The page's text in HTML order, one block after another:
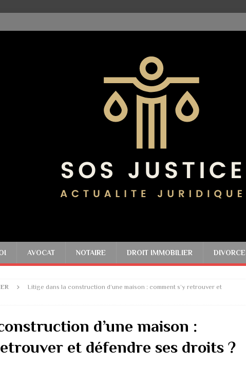
AVOCAT NOTAIRE DROIT IMMOBILIER DIVORCE
Litige dans la construction d’une maison : comment s’y retrouver et
d’une maison :
et défendre ses droits ?